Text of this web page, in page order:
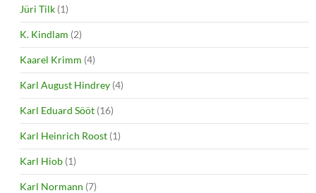
Jüri Tilk (1)
K. Kindlam (2)
Kaarel Krimm (4)
Karl August Hindrey (4)
Karl Eduard Sööt (16)
Karl Heinrich Roost (1)
Karl Hiob (1)
Karl Normann (7)